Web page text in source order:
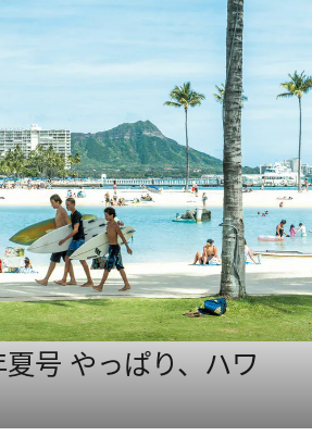
夏号 やっぱり、ハワ